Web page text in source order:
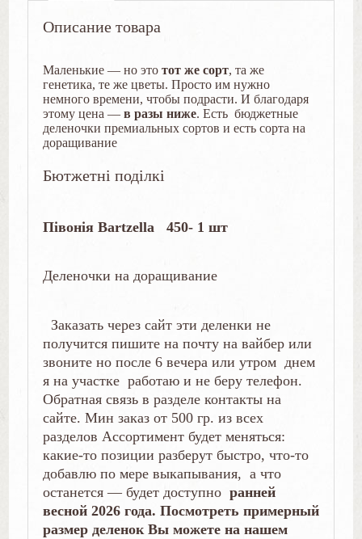
Описание товара
Маленькие — но это тот же сорт, та же
генетика, те же цветы. Просто им нужно
немного времени, чтобы подрасти. И благодаря
этому цена — в разы ниже. Есть бюджетные
деленочки премиальных сортов и есть сорта на
доращивание
Бютжетні поділкі
Півонія Bartzellа 450- 1 шт
Деленочки на доращивание
Заказать через сайт эти деленки не
получится пишите на почту на вайбер или
звоните но после 6 вечера или утром днем
я на участке работаю и не беру телефон.
Обратная связь в разделе контакты на
сайте. Мин заказ от 500 гр. из всех
разделов Ассортимент будет меняться:
какие-то позиции разберут быстро, что-то
добавлю по мере выкапывания, а что
останется — будет доступно ранней
весной 2026 года. Посмотреть примерный
размер деленок Вы можете на нашем